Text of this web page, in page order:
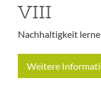
VIII
Nachhaltigkeit
Weitere